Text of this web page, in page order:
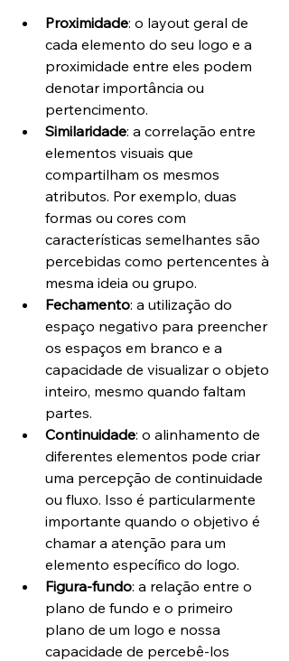
Proximidade: o layout geral de
cada elemento do seu logo e a
proximidade entre eles podem
denotar importância ou
pertencimento.
Similaridade: a correlação entre
elementos visuais que
compartilham os mesmos
atributos. Por exemplo, duas
formas ou cores com
características semelhantes são
percebidas como pertencentes à
mesma ideia ou grupo.
Fechamento: a utilização do
espaço negativo para preencher
os espaços em branco e a
capacidade de visualizar o objeto
inteiro, mesmo quando faltam
partes.
Continuidade: o alinhamento de
diferentes elementos pode criar
uma percepção de continuidade
ou fluxo. Isso é particularmente
importante quando o objetivo é
chamar a atenção para um
elemento específico do logo.
Figura-fundo: a relação entre o
plano de fundo e o primeiro
plano de um logo e nossa
capacidade de percebê-los